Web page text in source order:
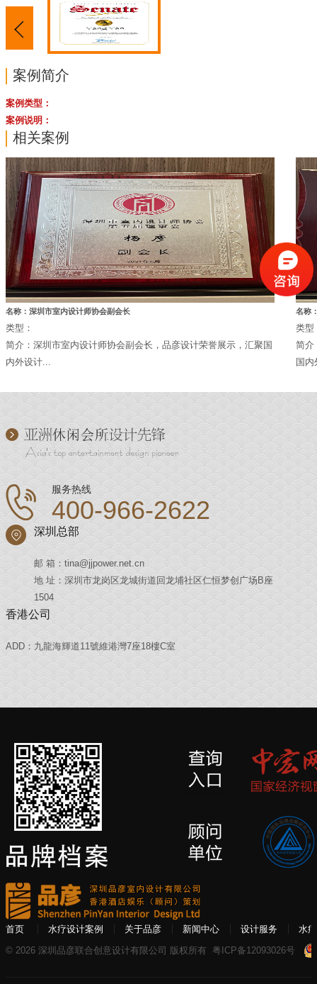
案例简介
案例类型：
案例说明：
相关案例
名称：深圳市室内设计师协会副会长
类型：
简介：深圳市室内设计师协会副会长，品彦设计荣誉展示，汇聚国
内外设计...
名称
类型
简介
国
服务热线
400-966-2622
深圳总部
邮 箱：tina@jjpower.net.cn
地 址：深圳市龙岗区龙城街道回龙埔社区仁恒梦创广场B座
1504
香港公司
ADD：九龍海輝道11號維港灣7座18樓C室
首页 水疗设计案例 关于品彦 新闻中心 设计服务
水
© 2026 深圳品彦联合创意设计有限公司 版权所有 粤ICP备12093026号